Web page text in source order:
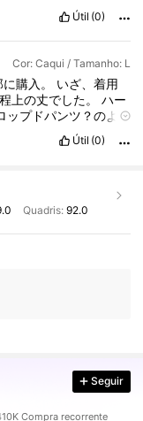
Útil (0)
Cor: Caqui / Tamanho: L
購入。 いざ、着用
程上の丈でした。ハー
プドパンツ？のよ
63cm
したが、本当に残念な
Útil (0)
Quadris: 92.0
Seguir
Compra recorrente